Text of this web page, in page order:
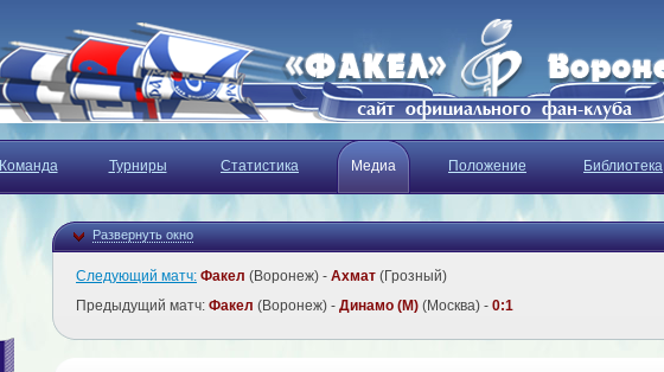
Команда Турниры Статистика Медиа Положение Библиотека
Развернуть окно
Следующий матч: Факел (Воронеж) - Ахмат (Грозный)
Предыдущий матч: Факел (Воронеж) - Динамо (М) (Москва) - 0:1